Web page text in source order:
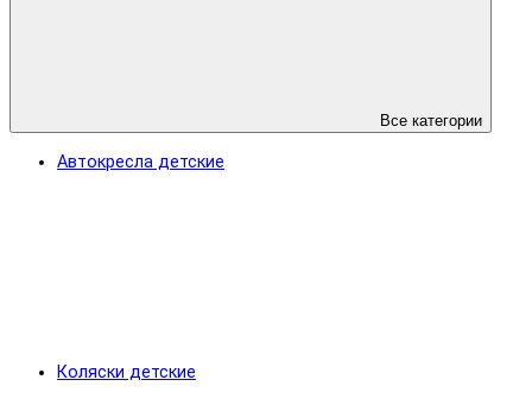
Все категории
Автокресла детские
Коляски детские